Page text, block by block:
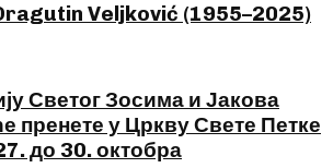
Veljković (1955–2025)
Светог Зосима и Јакова
пренете у Цркву Свете Петке
до 30. октобра